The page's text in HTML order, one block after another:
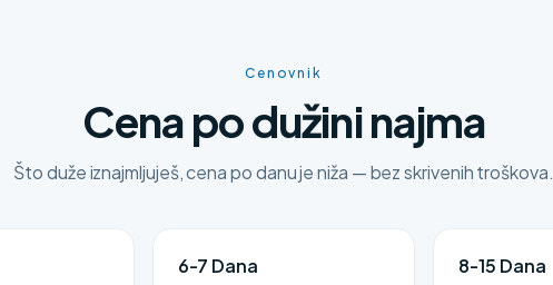
Cenovnik
Cena po dužini najma
Što duže iznajmljuješ, cena po danu je niža — bez skrivenih troškova.
6-7 Dana 8-15 Dana